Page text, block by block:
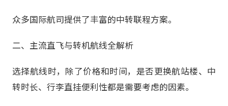
众多国际航司提供了丰富的中转联程方案。
二、主流直飞与转机航线全解析
选择航线时，除了价格和时间，是否更换航站楼、中
转时长、行李直挂便利性都是需要考虑的因素。